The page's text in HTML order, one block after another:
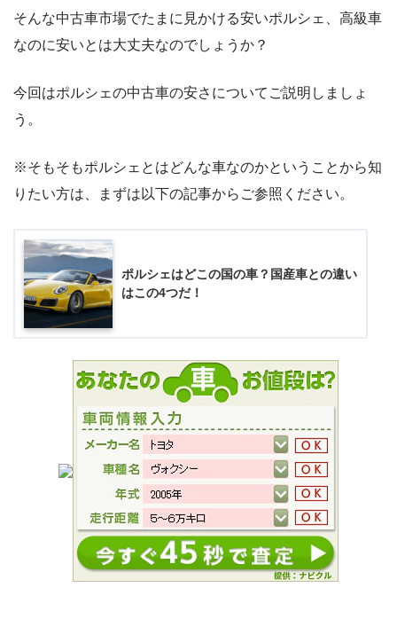
そんな中古車市場でたまに見かける安いポルシェ、高級車
なのに安いとは大丈夫なのでしょうか？
今回はポルシェの中古車の安さについてご説明しましょ
う。
※そもそもポルシェとはどんな車なのかということから知
りたい方は、まずは以下の記事からご参照ください。
ポルシェはどこの国の車？国産車との違い
はこの4つだ！